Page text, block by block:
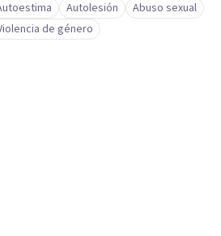
Autolesión
Abuso sexual
de género